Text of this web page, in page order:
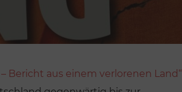
– Bericht aus einem verlorenen Land“